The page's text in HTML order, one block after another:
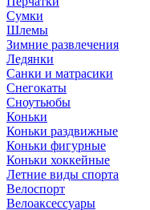
Сумки
Шлемы
Зимние развлечения
Ледянки
Санки и матрасики
Снегокаты
Сноутьюбы
Коньки
Коньки раздвижные
Коньки фигурные
Коньки хоккейные
Летние виды спорта
Велоспорт
Велоаксессуары